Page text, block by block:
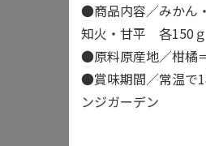
●商品内容／みかん
知火・甘平 各150
●原料原産地／柑橘
●賞味期間／常温で
ンジガーデン